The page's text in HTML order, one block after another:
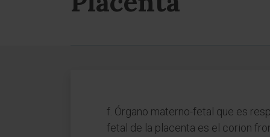
f. Órgano materno-fetal que es
fetal de la placenta es el corion